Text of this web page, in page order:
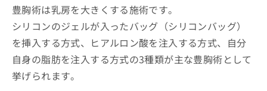
豊胸術は乳房を大きくする施術です。
シリコンのジェルが入ったバッグ（シリコンバッグ）
を挿入する方式、ヒアルロン酸を注入する方式、自分
自身の脂肪を注入する方式の3種類が主な豊胸術として
挙げられます。
い
わ
せ
は
こ
ち
の
お
問
い
合
わ
せ
店
方
は
こ
ち
ら